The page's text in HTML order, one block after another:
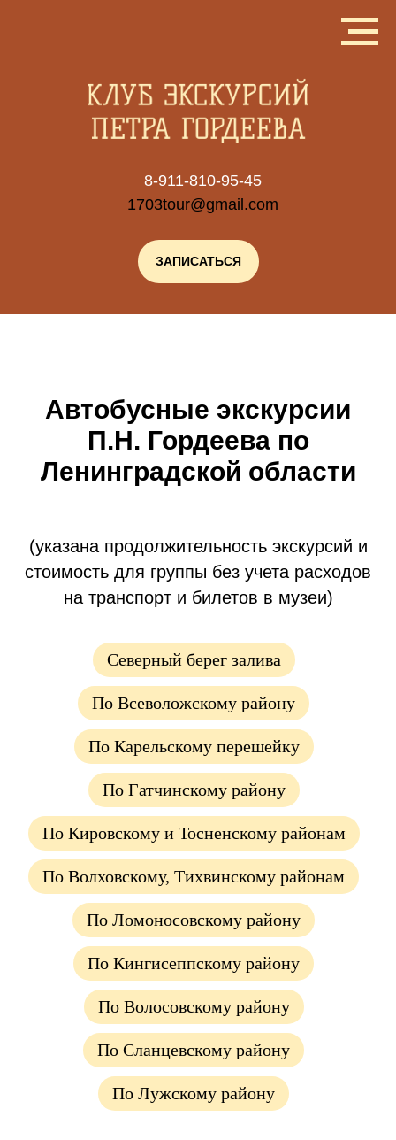
8-911-810-95-45
1703tour@gmail.com
ЗАПИСАТЬСЯ
Автобусные экскурсии
П.Н. Гордеева по
Ленинградской области
(указана продолжительность экскурсий и
стоимость для группы без учета расходов
на транспорт и билетов в музеи)
Северный берег залива
По Всеволожскому району
По Карельскому перешейку
По Гатчинскому району
По Кировскому и Тосненскому районам
По Волховскому, Тихвинскому районам
По Ломоносовскому району
По Кингисеппскому району
По Волосовскому району
По Сланцевскому району
По Лужскому району